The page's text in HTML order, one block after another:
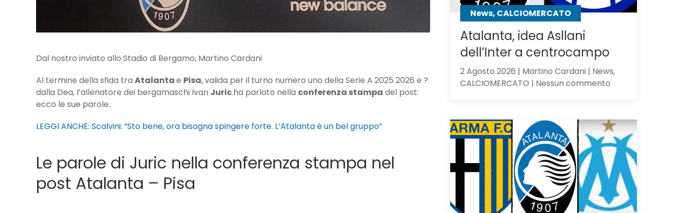
Dal nostro inviato allo Stadio di Bergamo, Martino Cardani
Al termine della sfida tra Atalantae Pisa, valida per il turno numero uno della Serie A 2025 2026 e ?
dalla Dea, l’allenatore dei bergamaschi Ivan Juricha parlato nella conferenza stampa del post:
ecco le sue parole.
LEGGI ANCHE: Scalvini: “Sto bene, ora bisogna spingere forte. L’Atalanta è un bel gruppo”
Le parole di Juric nella conferenza stampa nel
post Atalanta – Pisa
contro
gli
News, CALCIOMERCATO
Atalanta, idea Asllani
dell’Inter a centrocampo
2 Agosto 2026 | Martino Cardani | News,
CALCIOMERCATO | Nessun commentosu
Asllani
dell’Inter
a
centrocampo